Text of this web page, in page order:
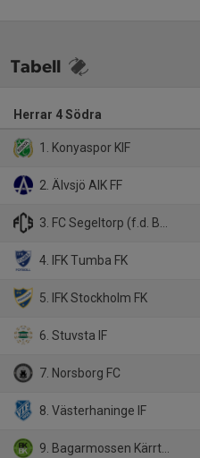
Tabell
Herrar 4 Södra
1. Konyaspor KIF
2. Älvsjö AIK FF
3. FC Segeltorp (f.d. Botkyrka Kuluspor)
4. IFK Tumba FK
5. IFK Stockholm FK
6. Stuvsta IF
7. Norsborg FC
8. Västerhaninge IF
9. Bagarmossen Kärrtorp BK